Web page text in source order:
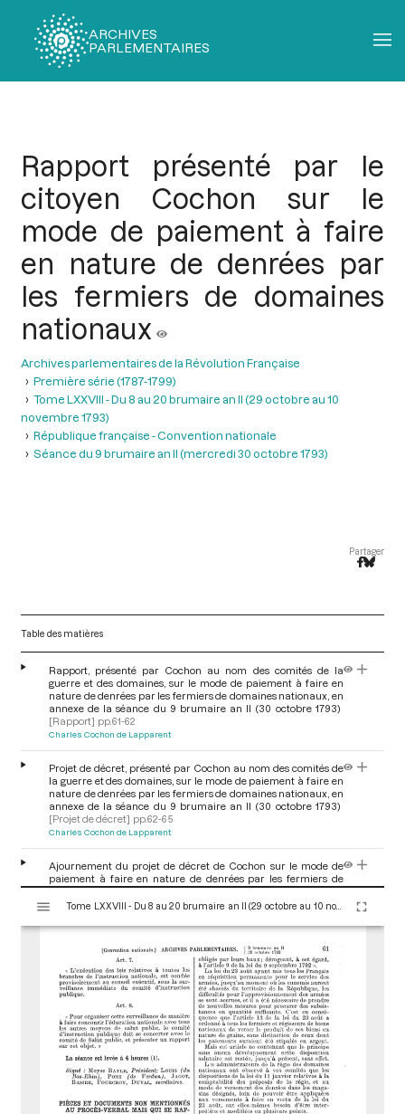
ARCHIVES
PARLEMENTAIRES
Rapport présenté par le
citoyen Cochon sur le
mode de paiement à faire
en nature de denrées par
les fermiers de domaines
nationaux
Archives parlementaires de la Révolution Française
Première série (1787-1799)
Tome LXXVIII - Du 8 au 20 brumaire an II (29 octobre au 10
novembre 1793)
République française - Convention nationale
Séance du 9 brumaire an II (mercredi 30 octobre 1793)
Partager
Table des matières
Rapport, présenté par Cochon au nom des comités de la
guerre et des domaines, sur le mode de paiement à faire en
nature de denrées par les fermiers de domaines nationaux, en
annexe de la séance du 9 brumaire an II (30 octobre 1793)
[Rapport] pp.61-62
Charles Cochon de Lapparent
Projet de décret, présenté par Cochon au nom des comités de
la guerre et des domaines, sur le mode de paiement à faire en
nature de denrées par les fermiers de domaines nationaux, en
annexe de la séance du 9 brumaire an II (30 octobre 1793)
[Projet de décret] pp.62-65
Charles Cochon de Lapparent
Ajournement du projet de décret de Cochon sur le mode de
paiement à faire en nature de denrées par les fermiers de
domaines nationaux, en annexe de la séance du 9 brumaire
an II (30 octobre 1793) [Déroulement des séances] p.66
s